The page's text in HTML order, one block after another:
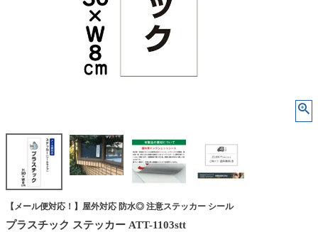
【メール便対応！】屋外対応 防水◎ 注意ステッカー シール
プラスチック ステッカー ATT-1103stt